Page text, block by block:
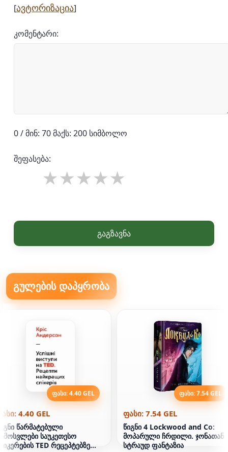
[ავტორიზაცია]
კომენტარი:
0 / მინ: 70 მაქს: 200 სიმბოლო
შეფასება:
გაგზავნა
გულების დაპყრობა
ფასი: 4.40 GEL
4.40 GEL
წარმატებული
საუკეთესო
TED რეცეპტებზე
ფასი: 7.54 GEL
ფასი: 7.54 GEL
წიგნი 4 Lockwood and Co:
მოპარული ჩრდილი. ჯონათან
სტრაუდ ფანტაზია